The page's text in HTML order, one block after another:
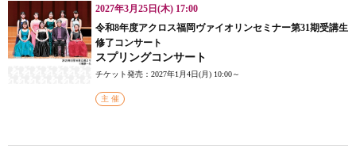
2027年3月25日(木) 17:00
令和8年度アクロス福岡ヴァイオリンセミナー第31期受講生
修了コンサート
スプリングコンサート
チケット発売：2027年1月4日(月) 10:00～
主 催